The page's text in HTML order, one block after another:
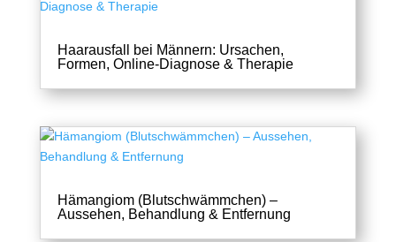
Haarausfall bei Männern: Ursachen,
Formen, Online-Diagnose & Therapie
Hämangiom (Blutschwämmchen) –
Aussehen, Behandlung & Entfernung